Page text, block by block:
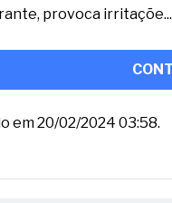
provoca irritaçõe...
em 20/02/2024 03:58.